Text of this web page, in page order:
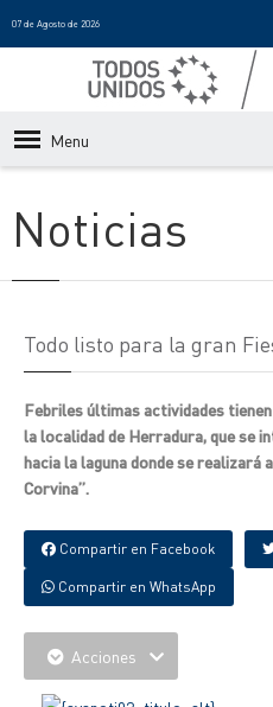
07 de Agosto de 2026
Menu
Noticias
Todo listo para la gran
Febriles últimas actividades
la localidad de Herradura, que se
hacia la laguna donde se realizará
Corvina”.
Compartir en Facebook
Compartir en WhatsApp
Acciones